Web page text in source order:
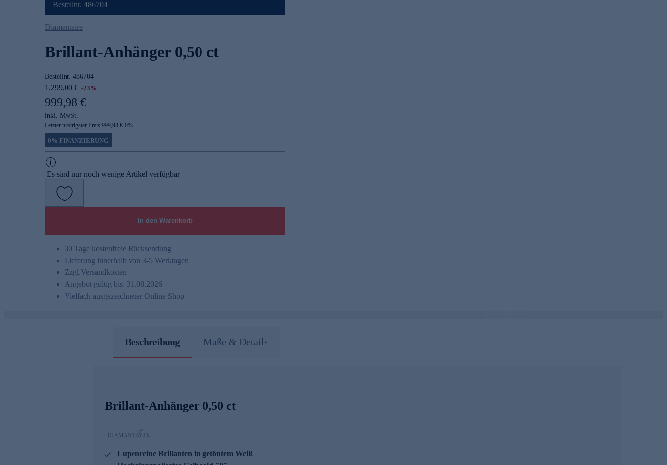
Bestellnr. 486704
Diamantaire
Brillant-Anhänger 0,50 ct
Bestellnr. 486704
1.299,00 € -23%
999,98 €
inkl. MwSt.
Letzter niedrigster Preis:999,98 €-0%
0% FINANZIERUNG
Es sind nur noch wenige Artikel verfügbar
In den Warenkorb
30 Tage kostenfreie Rücksendung
Lieferung innerhalb von 3-5 Werktagen
Zzgl.Versandkosten
Angebot gültig bis: 31.08.2026
Vielfach ausgezeichneter Online Shop
Beschreibung Maße & Details
Brillant-Anhänger 0,50 ct
Lupenreine Brillanten in getöntem Weiß